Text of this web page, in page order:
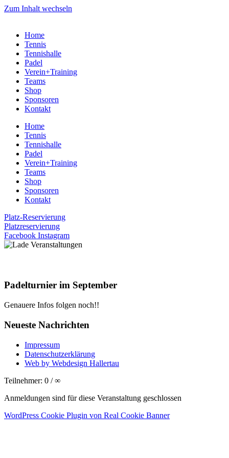
Zum Inhalt wechseln
Home
Tennis
Tennishalle
Padel
Verein+Training
Teams
Shop
Sponsoren
Kontakt
Home
Tennis
Tennishalle
Padel
Verein+Training
Teams
Shop
Sponsoren
Kontakt
Platz-Reservierung
Platzreservierung
Facebook Instagram
Padelturnier im September
Genauere Infos folgen noch!!
Neueste Nachrichten
Impressum
Datenschutzerklärung
Web by Webdesign Hallertau
Teilnehmer: 0 / ∞
Anmeldungen sind für diese Veranstaltung geschlossen
WordPress Cookie Plugin von Real Cookie Banner